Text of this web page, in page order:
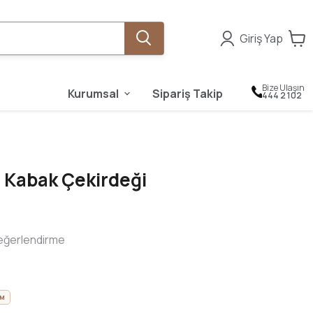
Giriş Yap
Kurumsal Sipariş Takip Bize Ulaşın
444 2 102
Çekirdeği